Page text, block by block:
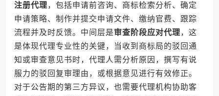
注册代理，包括申请前咨询、商标检索分析、确定
申请策略、制作并提交申请文件、缴纳官费、跟踪
流程并及时反馈。中间层是审查阶段应对代理，这
是体现代理专业性的关键，当收到商标局的驳回通
知或审查意见书时，代理人需分析原因，撰写有说
服力的驳回复审理由，或根据意见进行有效修正。
对于公告期的第三方异议，也需要代理机构协助客